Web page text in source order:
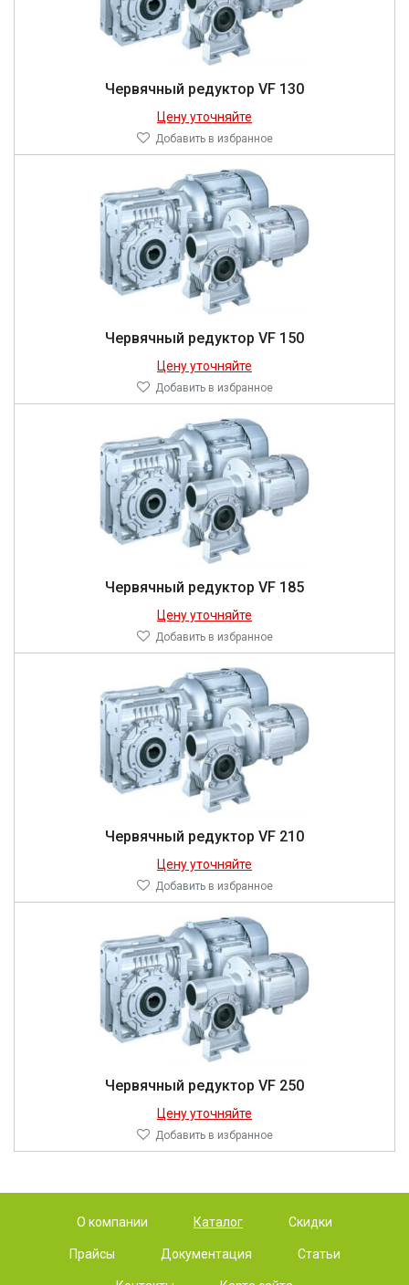
Червячный редуктор VF 130
Цену уточняйте
Добавить в избранное
Червячный редуктор VF 150
Цену уточняйте
Добавить в избранное
Червячный редуктор VF 185
Цену уточняйте
Добавить в избранное
Червячный редуктор VF 210
Цену уточняйте
Добавить в избранное
Червячный редуктор VF 250
Цену уточняйте
Добавить в избранное
О компании Каталог Скидки
Прайсы Документация Статьи